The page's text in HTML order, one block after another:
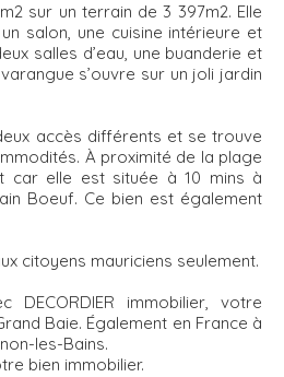
sur un terrain de 3 397m2. Elle
salon, une cuisine intérieure et
salles d’eau, une buanderie et
s’ouvre sur un joli jardin
accès différents et se trouve
À proximité de la plage
car elle est située à 10 mins à
Boeuf. Ce bien est également
citoyens mauriciens seulement.
DECORDIER immobilier, votre
Baie. Également en France à
les-Bains.
bien immobilier.